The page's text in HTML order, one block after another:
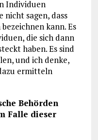
Individuen
nicht sagen, dass
kann. Es
die sich dann
haben. Es sind
und ich denke,
ermitteln
Behörden
Falle dieser